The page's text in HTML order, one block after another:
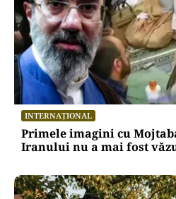
INTERNAȚIONAL
Primele imagini cu
Iranului nu a mai fost